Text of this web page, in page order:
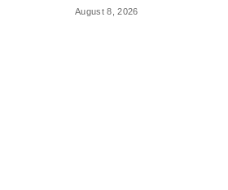
August 8, 2026